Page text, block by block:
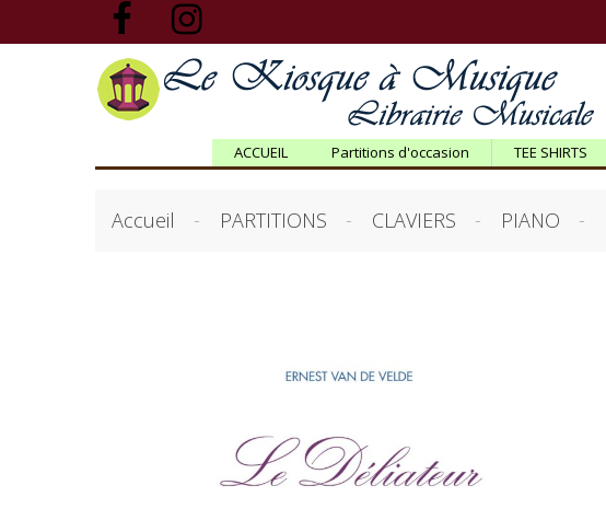
ACCUEIL Partitions d'occasion TEE SHIRTS
Accueil PARTITIONS CLAVIERS PIANO